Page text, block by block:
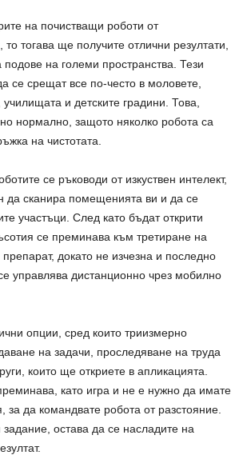
на почистващи роботи от
, то тогава ще получите отлични резултати,
подове на големи пространства. Тези
се срещат все по-често в моловете,
и детските градини. Това,
нормално, защото няколко робота са
на чистотата.
се ръководи от изкуствен интелект,
да сканира помещенията ви и да се
участъци. След като бъдат открити
се преминава към третиране на
докато не изчезна и последно
управлява дистанционно чрез мобилно
опции, сред които триизмерно
на задачи, проследяване на труда
които ще откриете в апликацията.
като игра и не е нужно да имате
за да командвате робота от разстояние.
остава да се насладите на